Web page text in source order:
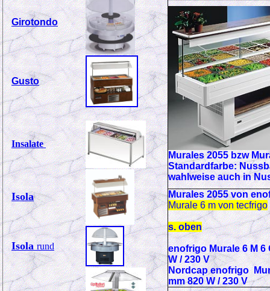
Girotondo
Gusto
Insalate
Isola
Isolarund
Murales 2055 bzw
Standardfarbe:
wahlweise auch in
Murales 2055 von
Murale 6 m von tecfrigo
s. oben
enofrigo Murale 6 M 6
W / 230 V
Nordcap enofrigo
mm 820 W / 230 V